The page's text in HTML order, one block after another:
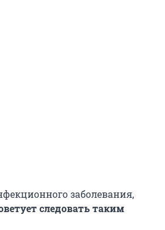
заболевания,
следовать таким